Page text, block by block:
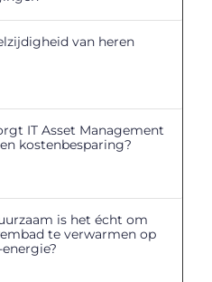
van heren
IT Asset Management
kostenbesparing?
is het écht om
te verwarmen op